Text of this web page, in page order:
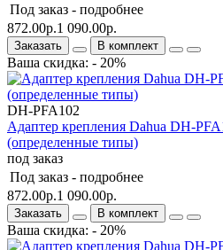
Под заказ - подробнее
872.00р.1 090.00р.
Заказать В комплект
Ваша скидка: - 20%
DH-PFA102
Адаптер крепления Dahua DH-
(определенные типы)
под заказ
Под заказ - подробнее
872.00р.1 090.00р.
Заказать В комплект
Ваша скидка: - 20%